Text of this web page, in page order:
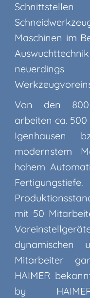
Maschinen im
Von den 800
arbeiten ca.
Igenhausen
modernstem
hohem
mit 50
dynamischen
Mitarbeiter
HAIMER
by